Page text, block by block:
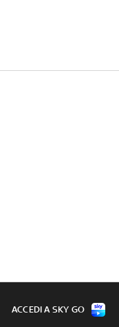
ACCEDI A SKY GO